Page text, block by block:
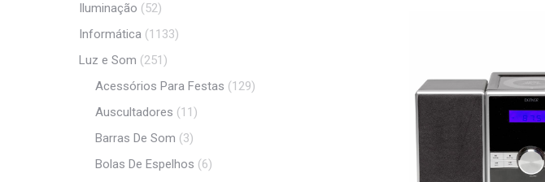
Iluminação (52)
Informática (1133)
Luz e Som (251)
Acessórios Para Festas (129)
Auscultadores (11)
Barras De Som (3)
Bolas De Espelhos (6)